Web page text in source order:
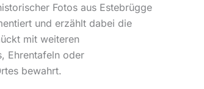
Fotos aus Estebrügge
und erzählt dabei die
mit weiteren
Ehrentafeln oder
bewahrt.